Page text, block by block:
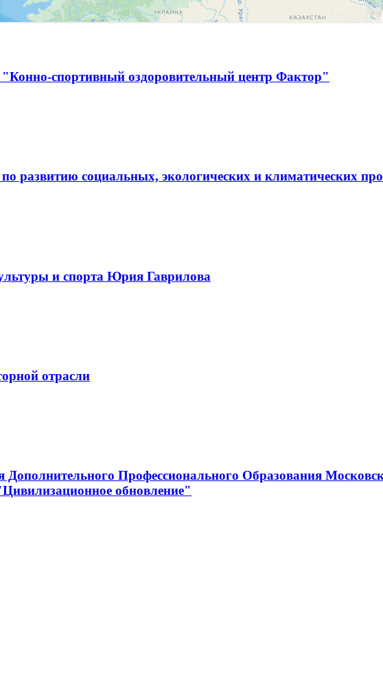
спортивный оздоровительный центр Фактор"
развитию социальных, экологических и климатических
и спорта Юрия Гаврилова
отрасли
Профессионального Образования
обновление"